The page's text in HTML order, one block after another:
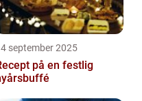
september 2025
på en festlig